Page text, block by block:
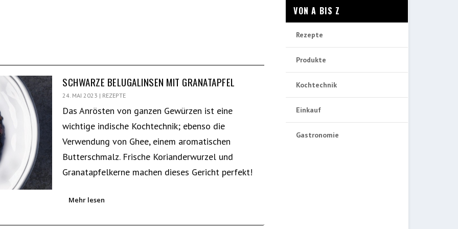
SCHWARZE BELUGALINSEN MIT GRANATAPFEL
24. MAI 2023 | REZEPTE
Das Anrösten von ganzen Gewürzen ist eine
wichtige indische Kochtechnik; ebenso die
Verwendung von Ghee, einem aromatischen
Butterschmalz. Frische Korianderwurzel und
Granatapfelkerne machen dieses Gericht perfekt!
Mehr lesen
VON A BIS Z
Rezepte
Produkte
Kochtechnik
Einkauf
Gastronomie